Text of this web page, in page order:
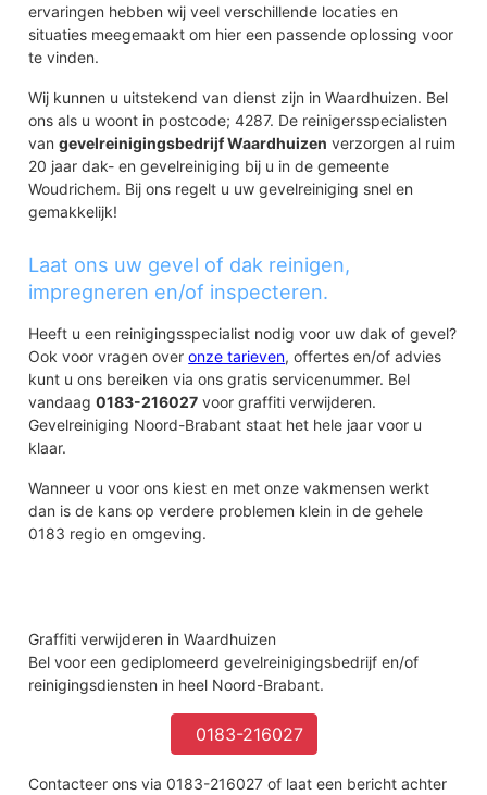
ervaringen hebben wij veel verschillende locaties en
situaties meegemaakt om hier een passende oplossing voor
te vinden.
Wij kunnen u uitstekend van dienst zijn in Waardhuizen. Bel
ons als u woont in postcode; 4287. De reinigersspecialisten
vangevelreinigingsbedrijf Waardhuizen verzorgen al ruim
20 jaar dak- en gevelreiniging bij u in de gemeente
Woudrichem. Bij ons regelt u uw gevelreiniging snel en
gemakkelijk!
Laat ons uw gevel of dak reinigen,
impregneren en/of inspecteren.
Heeft u een reinigingsspecialist nodig voor uw dak of gevel?
Ook voor vragen overonze tarieven, offertes en/of advies
kunt u ons bereiken via ons gratis servicenummer. Bel
vandaag0183-216027 voor graffiti verwijderen.
Gevelreiniging Noord-Brabant staat het hele jaar voor u
klaar.
Wanneer u voor ons kiest en met onze vakmensen werkt
dan is de kans op verdere problemen klein in de gehele
0183 regio en omgeving.
Graffiti verwijderen in Waardhuizen
Bel voor een gediplomeerd gevelreinigingsbedrijf en/of
reinigingsdiensten in heel Noord-Brabant.
0183-216027
Contacteer ons via 0183-216027 of laat een bericht achter